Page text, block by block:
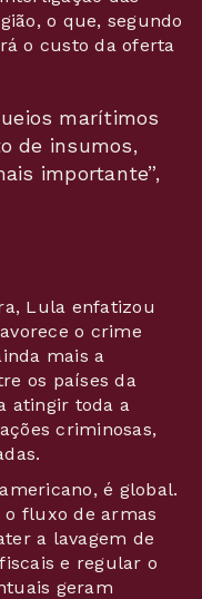
o que, segundo
o custo da oferta
marítimos
de insumos,
importante”,
Lula enfatizou
o crime
mais a
os países da
atingir toda a
criminosas,
é global.
fluxo de armas
a lavagem de
e regular o
geram